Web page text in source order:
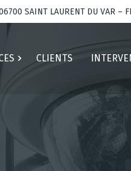
SAINT LAURENT DU VAR –
CLIENTS